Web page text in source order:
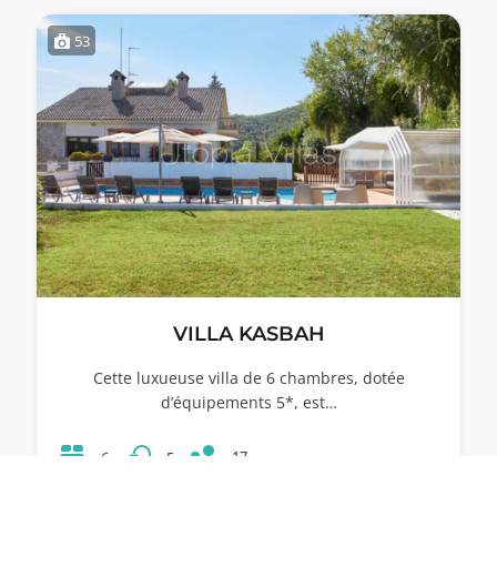
53
VILLA KASBAH
Cette luxueuse villa de 6 chambres, dotée
d’équipements 5*, est…
6 5 17